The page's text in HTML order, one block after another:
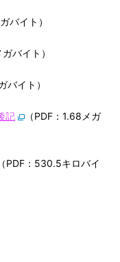
バイト）
バイト）
バイト）
記
（PDF：1.68メガ
（PDF：530.5キロバイ